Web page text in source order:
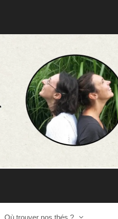
Où trouver nos thés ?